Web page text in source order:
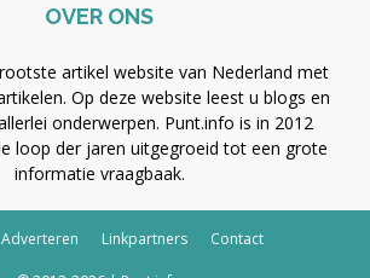
OVER ONS
artikel website van Nederland met
Op deze website leest u blogs en
onderwerpen. Punt.info is in 2012
loop der jaren uitgegroeid tot een grote
informatie vraagbaak.
Adverteren Linkpartners Contact